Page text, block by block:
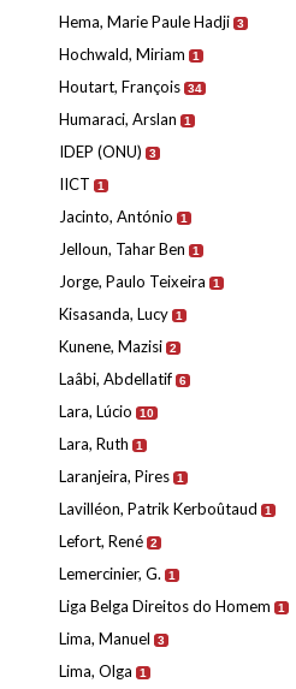
Hema, Marie Paule Hadji 3
Hochwald, Miriam 1
Houtart, François 34
Humaraci, Arslan 1
IDEP (ONU) 3
IICT 1
Jacinto, António 1
Jelloun, Tahar Ben 1
Jorge, Paulo Teixeira 1
Kisasanda, Lucy 1
Kunene, Mazisi 2
Laâbi, Abdellatif 6
Lara, Lúcio 10
Lara, Ruth 1
Laranjeira, Pires 1
Lavilléon, Patrik Kerboûtaud 1
Lefort, René 2
Lemercinier, G. 1
Liga Belga Direitos do Homem 1
Lima, Manuel 3
Lima, Olga 1